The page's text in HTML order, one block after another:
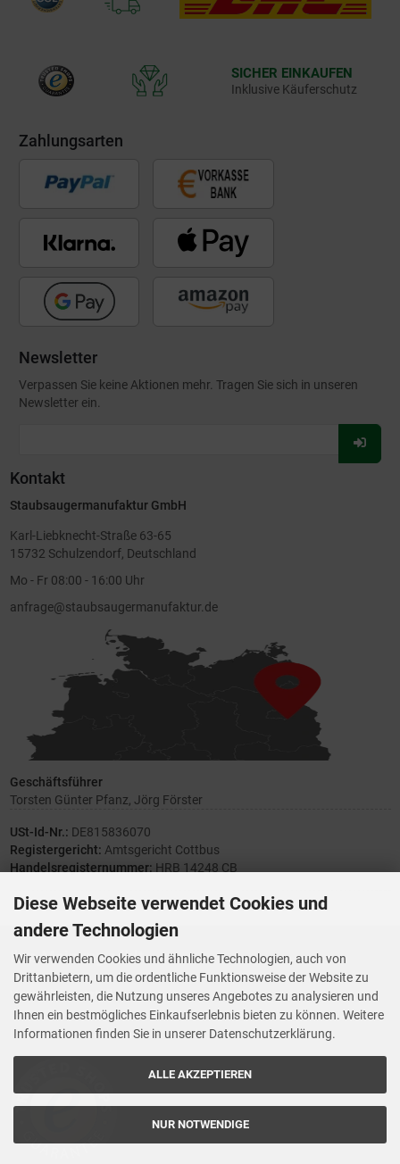
SICHER EINKAUFEN
Inklusive Käuferschutz
Zahlungsarten
Newsletter
Verpassen Sie keine Aktionen mehr. Tragen Sie sich in unseren
Newsletter ein.
Für
Kontakt
Staubsaugermanufaktur GmbH
Karl-Liebknecht-Straße 63-65
15732 Schulzendorf, Deutschland
Mo - Fr 08:00 - 16:00 Uhr
anfrage@staubsaugermanufaktur.de
Geschäftsführer
Torsten Günter Pfanz, Jörg Förster
USt-Id-Nr.: DE815836070
Registergericht: Amtsgericht Cottbus
Handelsregisternummer: HRB 14248 CB
Ihre Meinung zählt
Vorwerk Ersatzteile
Wenn Ihnen der Service der StaubsaugerManufaktur gefallen hat,
bewerten Sie uns bitte bei Trustedshops.de
Diese Webseite verwendet Cookies und
andere Technologien
Wir verwenden Cookies und ähnliche Technologien, auch von
Drittanbietern, um die ordentliche Funktionsweise der Website zu
gewährleisten, die Nutzung unseres Angebotes zu analysieren und
Ihnen ein bestmögliches Einkaufserlebnis bieten zu können. Weitere
Informationen finden Sie in unserer Datenschutzerklärung.
ALLE AKZEPTIEREN
NUR NOTWENDIGE